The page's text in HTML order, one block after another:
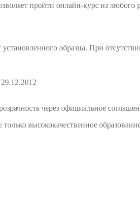
пройти онлайн-курс из
образца. При
через официальное
высококачественное